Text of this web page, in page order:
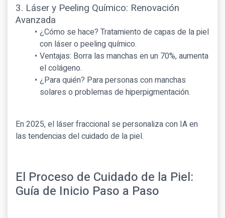
3. Láser y Peeling Químico: Renovación
Avanzada
¿Cómo se hace? Tratamiento de capas de la piel
con láser o peeling químico.
Ventajas: Borra las manchas en un 70%, aumenta
el colágeno.
¿Para quién? Para personas con manchas
solares o problemas de hiperpigmentación.
En 2025, el láser fraccional se personaliza con IA en
las tendencias del cuidado de la piel.
El Proceso de Cuidado de la Piel:
Guía de Inicio Paso a Paso